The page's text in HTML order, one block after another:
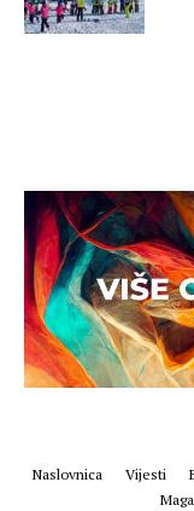
Naslovnica Vijesti